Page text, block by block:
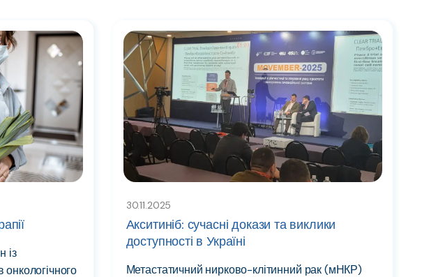
із
30.11.2025
Акситиніб: сучасні докази та виклики
доступності в Україні
Метастатичний нирково-клітинний рак (мНКР)